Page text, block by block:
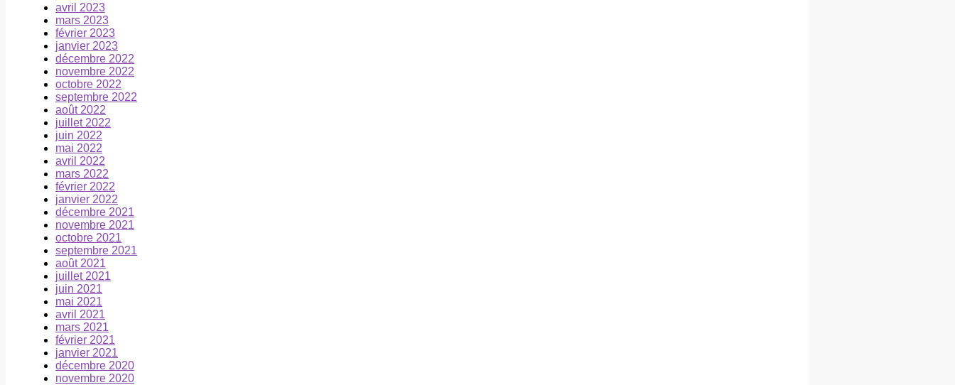
avril 2023
mars 2023
février 2023
janvier 2023
décembre 2022
novembre 2022
octobre 2022
septembre 2022
août 2022
juillet 2022
juin 2022
mai 2022
avril 2022
mars 2022
février 2022
janvier 2022
décembre 2021
novembre 2021
octobre 2021
septembre 2021
août 2021
juillet 2021
juin 2021
mai 2021
avril 2021
mars 2021
février 2021
janvier 2021
décembre 2020
novembre 2020